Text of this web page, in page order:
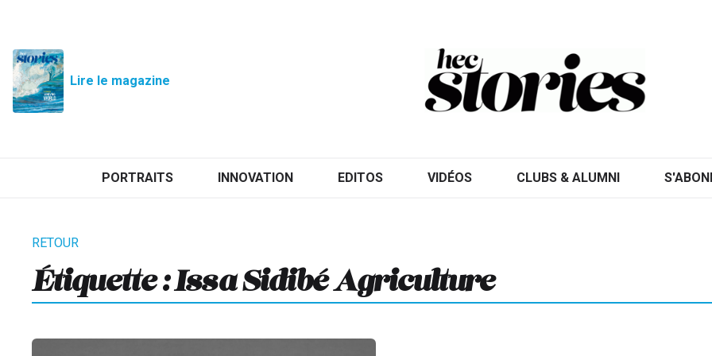
Lire le magazine
PORTRAITS INNOVATION EDITOS VIDÉOS CLUBS & ALUMNI
Étiquette : Issa Sidibé Agriculture